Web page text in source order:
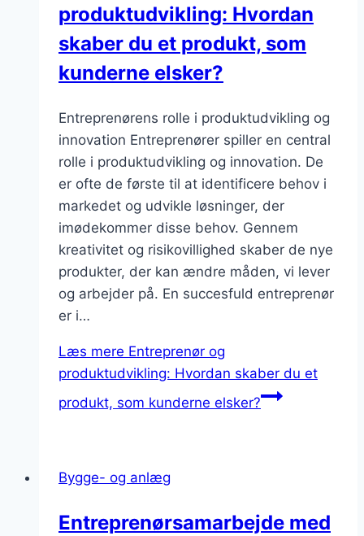
produktudvikling: Hvordan
skaber du et produkt, som
kunderne elsker?
Entreprenørens rolle i produktudvikling og
innovation Entreprenører spiller en central
rolle i produktudvikling og innovation. De
er ofte de første til at identificere behov i
markedet og udvikle løsninger, der
imødekommer disse behov. Gennem
kreativitet og risikovillighed skaber de nye
produkter, der kan ændre måden, vi lever
og arbejder på. En succesfuld entreprenør
er i…
Læs mere Entreprenør og
produktudvikling: Hvordan skaber du et
produkt, som kunderne elsker?
Bygge- og anlæg
Entreprenørsamarbejde med